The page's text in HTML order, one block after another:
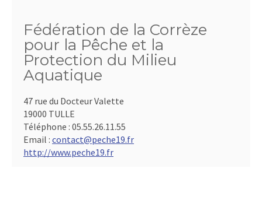
Fédération de la Corrèze
pour la Pêche et la
Protection du Milieu
Aquatique
47 rue du Docteur Valette
19000 TULLE
Téléphone : 05.55.26.11.55
Email : contact@peche19.fr
http://www.peche19.fr